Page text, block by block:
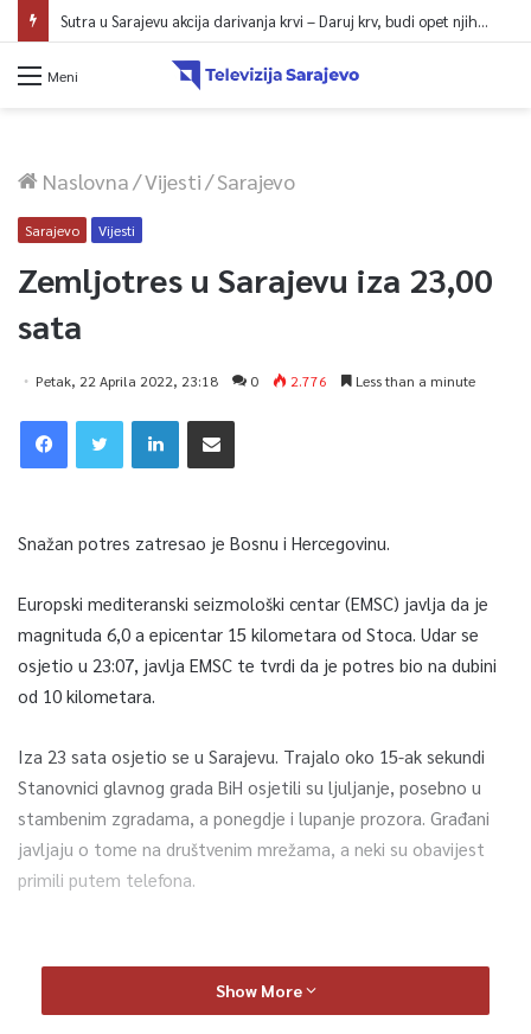
Sutra u Sarajevu akcija darivanja krvi – Daruj krv, budi opet njihov heroj
Meni
Naslovna/Vijesti/Sarajevo
Sarajevo Vijesti
Zemljotres u Sarajevu iza 23,00
sata
Petak, 22 Aprila 2022, 23:18 0 2.776 Less than a minute
Snažan potres zatresao je Bosnu i Hercegovinu.
Europski mediteranski seizmološki centar (EMSC) javlja da je
magnituda 6,0 a epicentar 15 kilometara od Stoca. Udar se
osjetio u 23:07, javlja EMSC te tvrdi da je potres bio na dubini
od 10 kilometara.
Iza 23 sata osjetio se u Sarajevu. Trajalo oko 15-ak sekundi
Stanovnici glavnog grada BiH osjetili su ljuljanje, posebno u
stambenim zgradama, a ponegdje i lupanje prozora. Građani
javljaju o tome na društvenim mrežama, a neki su obavijest
primili putem telefona.
4.3
Show More